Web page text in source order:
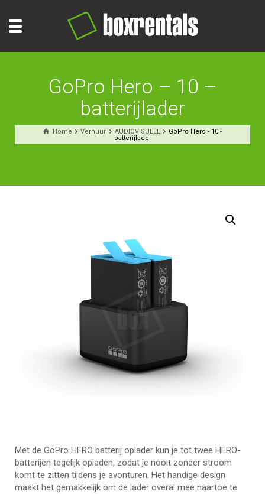
GoPro Hero – 10 –
batterijlader
Home Verhuur AUDIOVISUEEL
GoPro Hero - 10 -
batterijlader
Met de GoPro HERO batterij oplader kun je tot twee HERO-
batterijen tegelijk opladen, zodat je nooit zonder stroom
komt te zitten tijdens je avonturen. Het handige design
maakt het gemakkelijk om de lader overal mee naartoe te